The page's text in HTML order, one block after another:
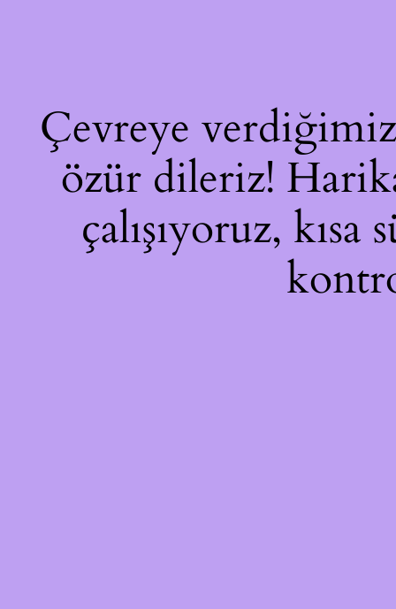
Çevreye verdiğimiz
özür dileriz!
çalışıyoruz,